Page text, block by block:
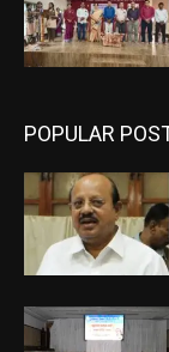
POPULAR